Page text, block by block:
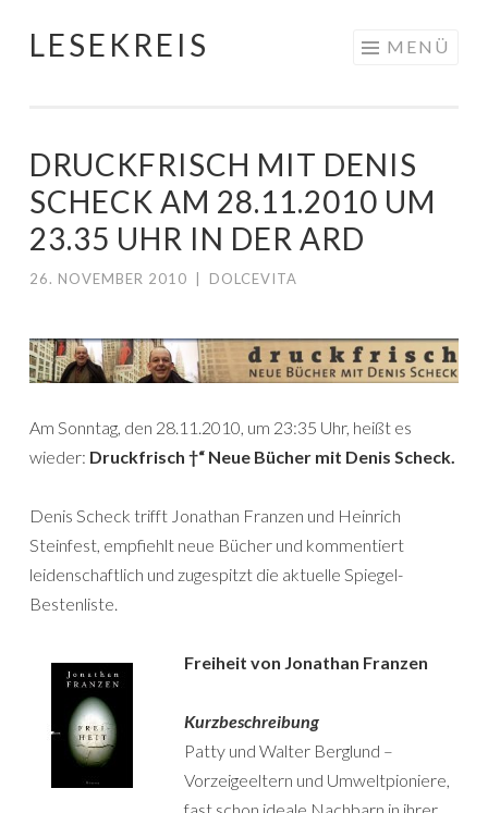
Springe
LESEKREIS MENÜ
DRUCKFRISCH MIT DENIS
SCHECK AM 28.11.2010 UM
23.35 UHR IN DER ARD
26. NOVEMBER 2010 DOLCEVITA
Am Sonntag, den 28.11.2010, um 23:35 Uhr, heißt es
wieder: Druckfrisch †“ Neue Bücher mit Denis Scheck.
Denis Scheck trifft Jonathan Franzen und Heinrich
Steinfest, empfiehlt neue Bücher und kommentiert
leidenschaftlich und zugespitzt die aktuelle Spiegel-
Bestenliste.
Freiheit von Jonathan Franzen
Kurzbeschreibung
Patty und Walter Berglund –
Vorzeigeeltern und Umweltpioniere,